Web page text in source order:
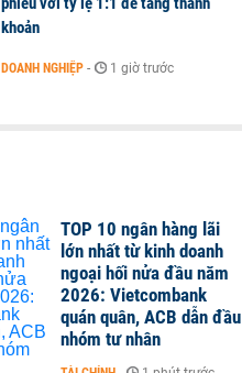
khoản
DOANH NGHIỆP - 1 giờ trước
TOP 10 ngân hàng lãi
lớn nhất từ kinh doanh
ngoại hối nửa đầu năm
2026: Vietcombank
quán quân, ACB dẫn đầu
nhóm tư nhân